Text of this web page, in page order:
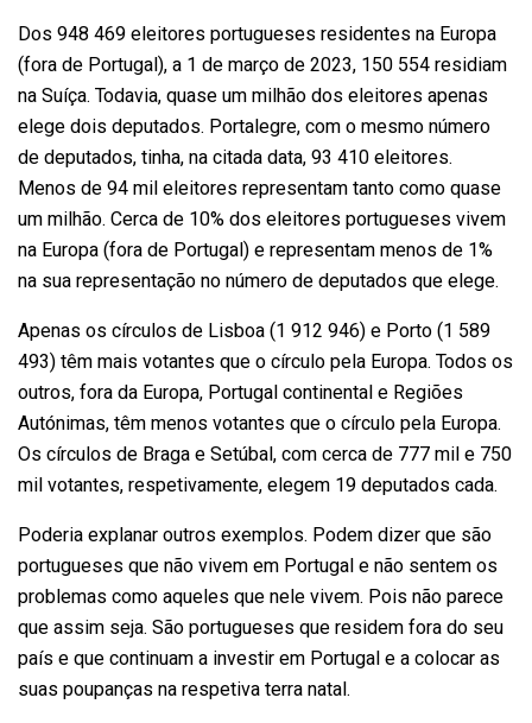
Dos 948 469 eleitores portugueses residentes na Europa
(fora de Portugal), a 1 de março de 2023, 150 554 residiam
na Suíça. Todavia, quase um milhão dos eleitores apenas
elege dois deputados. Portalegre, com o mesmo número
de deputados, tinha, na citada data, 93 410 eleitores.
Menos de 94 mil eleitores representam tanto como quase
um milhão. Cerca de 10% dos eleitores portugueses vivem
na Europa (fora de Portugal) e representam menos de 1%
na sua representação no número de deputados que elege.
Apenas os círculos de Lisboa (1 912 946) e Porto (1 589
493) têm mais votantes que o círculo pela Europa. Todos os
outros, fora da Europa, Portugal continental e Regiões
Autónimas, têm menos votantes que o círculo pela Europa.
Os círculos de Braga e Setúbal, com cerca de 777 mil e 750
mil votantes, respetivamente, elegem 19 deputados cada.
Poderia explanar outros exemplos. Podem dizer que são
portugueses que não vivem em Portugal e não sentem os
problemas como aqueles que nele vivem. Pois não parece
que assim seja. São portugueses que residem fora do seu
país e que continuam a investir em Portugal e a colocar as
suas poupanças na respetiva terra natal.